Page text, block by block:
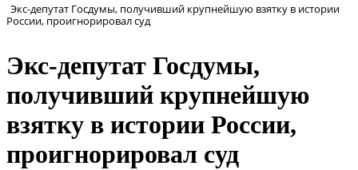
Экс-депутат Госдумы, получивший крупнейшую взятку в истории
России, проигнорировал суд
Экс-депутат Госдумы,
получивший крупнейшую
взятку в истории России,
проигнорировал суд